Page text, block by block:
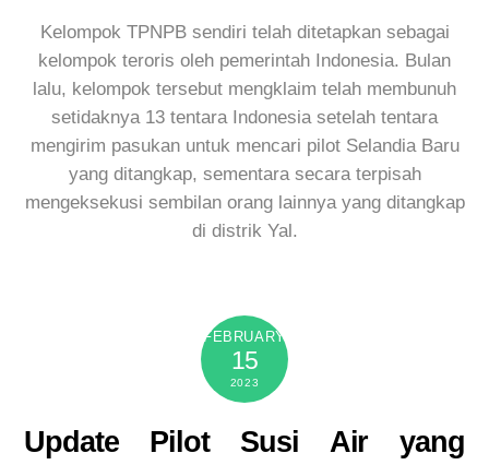
Kelompok TPNPB sendiri telah ditetapkan sebagai
kelompok teroris oleh pemerintah Indonesia. Bulan
lalu, kelompok tersebut mengklaim telah membunuh
setidaknya 13 tentara Indonesia setelah tentara
mengirim pasukan untuk mencari pilot Selandia Baru
yang ditangkap, sementara secara terpisah
mengeksekusi sembilan orang lainnya yang ditangkap
di distrik Yal.
FEBRUARY
15
2023
Update Pilot Susi Air yang